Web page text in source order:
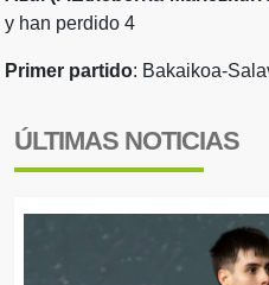
y han perdido 4
Primer partido: Bakaikoa-
ÚLTIMAS NOTICIAS